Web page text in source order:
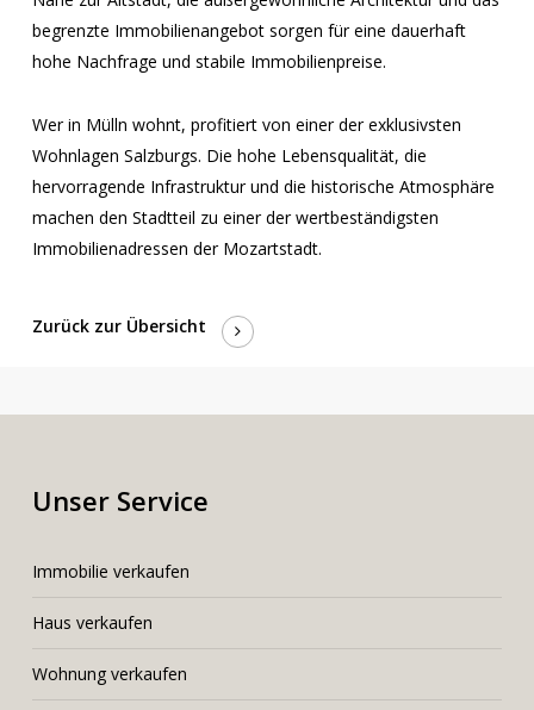
begrenzte Immobilienangebot sorgen für eine dauerhaft
hohe Nachfrage und stabile Immobilienpreise.
Wer in Mülln wohnt, profitiert von einer der exklusivsten
Wohnlagen Salzburgs. Die hohe Lebensqualität, die
hervorragende Infrastruktur und die historische Atmosphäre
machen den Stadtteil zu einer der wertbeständigsten
Immobilienadressen der Mozartstadt.
Zurück zur Übersicht
Unser Service
Immobilie verkaufen
Haus verkaufen
Wohnung verkaufen